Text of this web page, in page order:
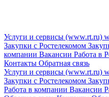
Услуги и сервисы (www.rt.ru)
Закупки с Ростелекомом
компании Вакансии Работа в
Контакты Обратная связь
Услуги и сервисы (www.rt.ru)
Закупки с Ростелекомом
Работа в компании Вакансии